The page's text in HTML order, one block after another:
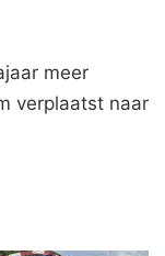
meer
verplaatst naar